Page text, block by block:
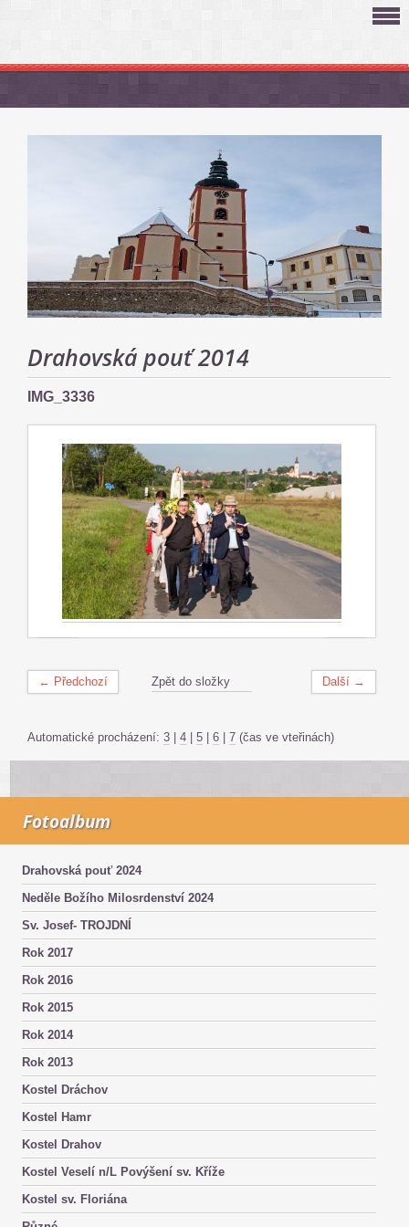
Drahovská pouť 2014
IMG_3336
← Předchozí Další →
Zpět do složky
Automatické procházení: 3 | 4 | 5 | 6 | 7 (čas ve vteřinách)
Fotoalbum
Drahovská pouť 2024
Neděle Božího Milosrdenství 2024
Sv. Josef- TROJDNÍ
Rok 2017
Rok 2016
Rok 2015
Rok 2014
Rok 2013
Kostel Dráchov
Kostel Hamr
Kostel Drahov
Kostel Veselí n/L Povýšení sv. Kříže
Kostel sv. Floriána